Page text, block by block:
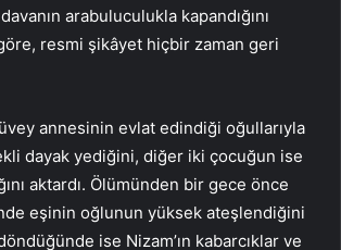
arabuluculukla kapandığını
resmi şikâyet hiçbir zaman geri
üvey annesinin evlat edindiği oğullarıyla
dayak yediğini, diğer iki çocuğun ise
aktardı. Ölümünden bir gece önce
eşinin oğlunun yüksek ateşlendiğini
ise Nizam’ın kabarcıklar ve